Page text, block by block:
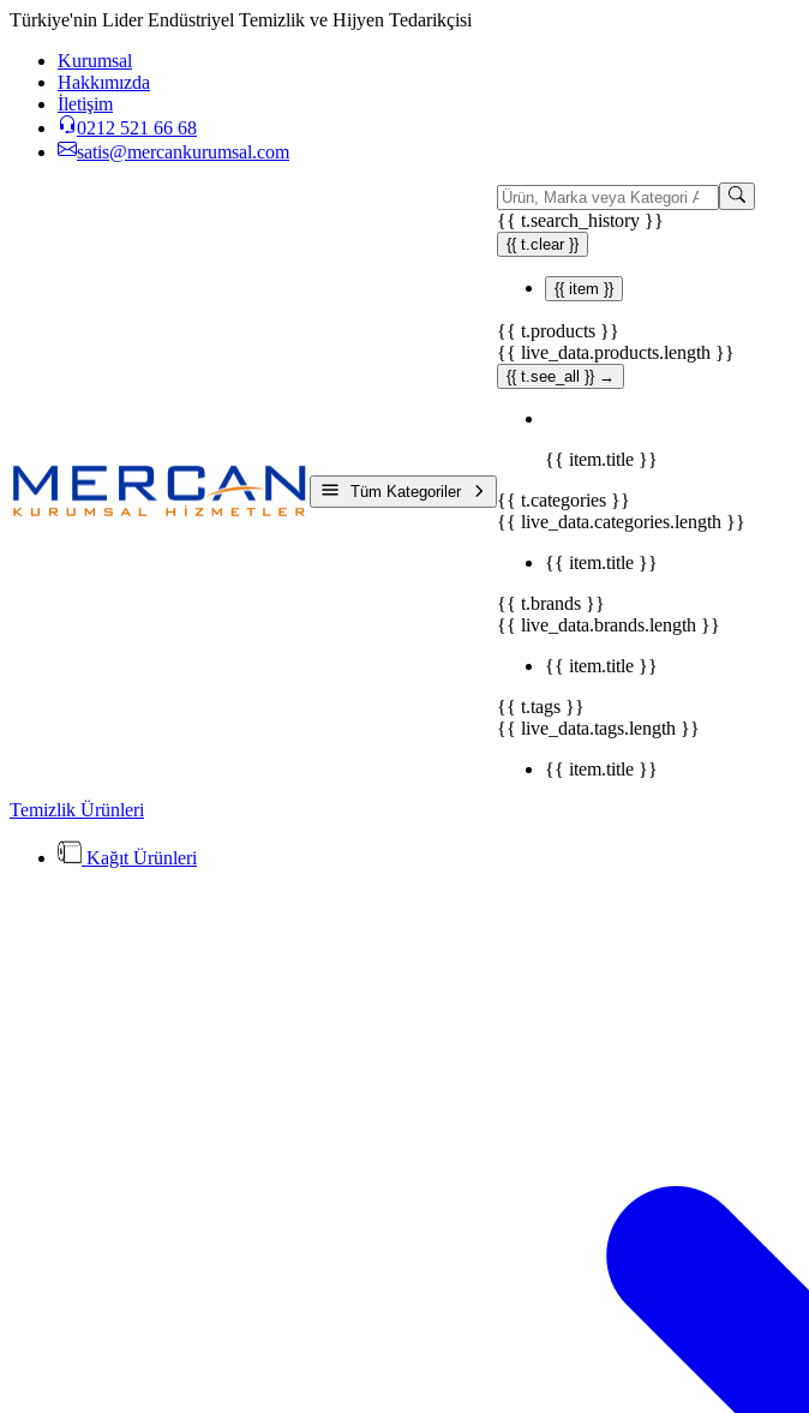
Türkiye'nin Lider Endüstriyel Temizlik ve Hijyen Tedarikçisi
Kurumsal
Hakkımızda
İletişim
0212 521 66 68
satis@mercankurumsal.com
Tüm Kategoriler
{{ t.search_history }}
{{ t.clear }}
{{ item }}
{{ t.products }}
{{ live_data.products.length }}
{{ t.see_all }} →
{{ item.title }}
{{ t.categories }}
{{ live_data.categories.length }}
{{ item.title }}
{{ t.brands }}
{{ live_data.brands.length }}
{{ item.title }}
{{ t.tags }}
{{ live_data.tags.length }}
{{ item.title }}
Temizlik Ürünleri
Kağıt Ürünleri